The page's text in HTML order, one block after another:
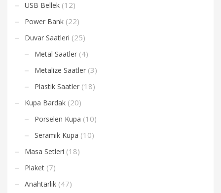
USB Bellek (12)
Power Bank (22)
Duvar Saatleri (25)
Metal Saatler (4)
Metalize Saatler (3)
Plastik Saatler (18)
Kupa Bardak (20)
Porselen Kupa (10)
Seramik Kupa (10)
Masa Setleri (18)
Plaket (7)
Anahtarlık (47)